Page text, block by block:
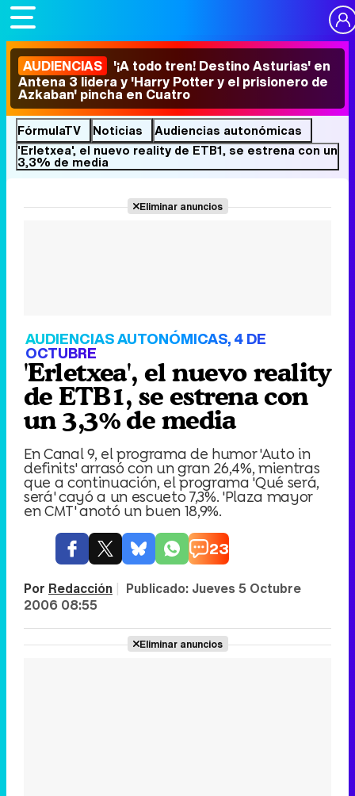
AUDIENCIAS '¡A todo tren! Destino Asturias' en
Antena 3 lidera y 'Harry Potter y el prisionero de
Azkaban' pincha en Cuatro
FórmulaTV Noticias
Audiencias autonómicas
'Erletxea', el nuevo reality de ETB1, se estrena con un
3,3% de media
Eliminar anuncios
AUDIENCIAS AUTONÓMICAS, 4 DE
OCTUBRE
'Erletxea', el nuevo reality
de ETB1, se estrena con
un 3,3% de media
En Canal 9, el programa de humor 'Auto in
definits' arrasó con un gran 26,4%, mientras
que a continuación, el programa 'Qué será,
será' cayó a un escueto 7,3%. 'Plaza mayor
en CMT' anotó un buen 18,9%.
23
Por Redacción | Publicado: Jueves 5 Octubre
2006 08:55
Eliminar anuncios